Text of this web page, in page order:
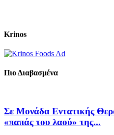
Krinos
Πιο Διαβασμένα
Σε Μονάδα Εντατικής
«παπάς του λαού» της...